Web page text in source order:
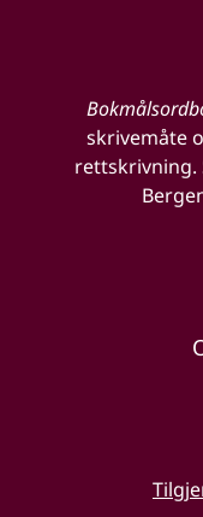
skrivemåte
rettskrivning.